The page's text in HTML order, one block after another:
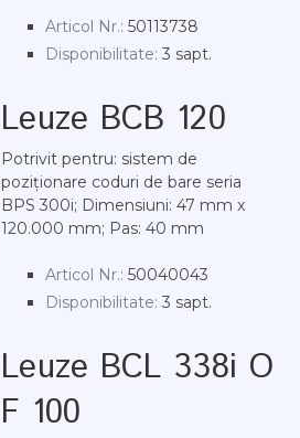
Articol Nr.: 50113738
Disponibilitate: 3 sapt.
Leuze BCB 120
Potrivit pentru: sistem de
poziționare coduri de bare seria
BPS 300i; Dimensiuni: 47 mm x
120.000 mm; Pas: 40 mm
Articol Nr.: 50040043
Disponibilitate: 3 sapt.
Leuze BCL 338i O
F 100